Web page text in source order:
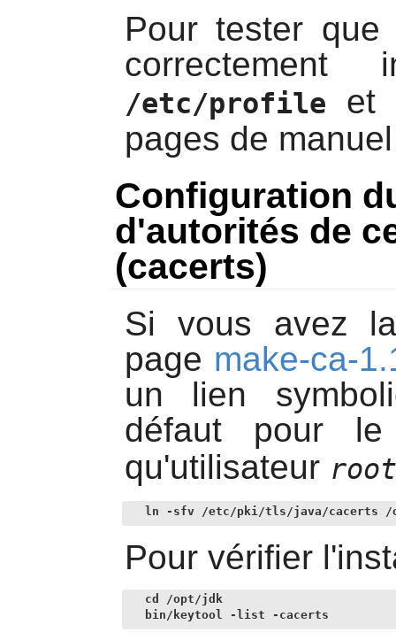
Pour tester
/etc/profile et
pages de
Configuration
d'autorités de
(cacerts)
Si vous avez
page make-ca-
un lien
défaut pour
qu'utilisateur root
ln -sfv /etc/pki/tls/java/cacerts /
Pour vérifier
cd /opt/jdk
bin/keytool -list -cacerts